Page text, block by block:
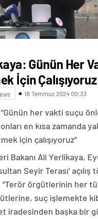
Günün Her
İçin Çalışıyoruz
18 Temmuz 2024 00:33
her vakti suçu
en kısa zamanda
için çalışıyoruz”
Bakanı Ali Yerlikaya,
Seyir Terası’ açılış
“Terör örgütlerinin her
suç işlemekte
iradesinden başka bir